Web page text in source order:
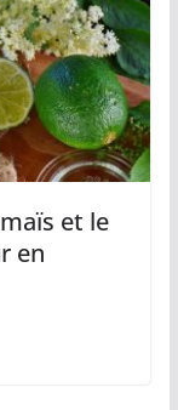
et le
en